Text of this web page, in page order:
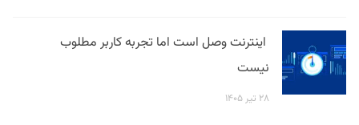
اینترنت وصل است اما تجربه کاربر مطلوب
نیست
۲۸ تیر ۱۴۰۵